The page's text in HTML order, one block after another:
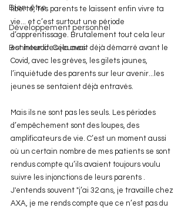
Bien-être
Développement personnel
Bonheur des jeunes
liberté, tes parents te laissent enfin vivre ta
vie... et c’est surtout une période
d’apprentissage. Brutalement tout cela leur
est interdit. Cela avait déjà démarré avant le
Covid, avec les grèves, les gilets jaunes,
l’inquiétude des parents sur leur avenir...les
jeunes se sentaient déjà entravés.
Mais ils ne sont pas les seuls. Les périodes
d’empêchement sont des loupes, des
amplificateurs de vie. C’est un moment aussi
où un certain nombre de mes patients se sont
rendus compte qu’ils avaient toujours voulu
suivre les injonctions de leurs parents .
J'entends souvent "j’ai 32 ans, je travaille chez
AXA, je me rends compte que ce n’est pas du